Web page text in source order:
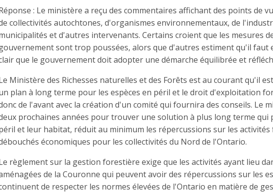
: Le ministère a reçu des commentaires affichant des points de
collectivités autochtones, d'organismes environnementaux, de
et d'autres intervenants. Certains croient que les mesures
sont trop poussées, alors que d'autres estiment qu'il faut
que le gouvernement doit adopter une démarche équilibrée et
Ministère des Richesses naturelles et des Forêts est au courant qu'il
plan à long terme pour les espèces en péril et le droit d'exploitation
de l'avant avec la création d'un comité qui fournira des conseils. Le
prochaines années pour trouver une solution à plus long terme qui
et leur habitat, réduit au minimum les répercussions sur les
économiques pour les collectivités du Nord de l'Ontario.
règlement sur la gestion forestière exige que les activités ayant lieu
de la Couronne qui peuvent avoir des répercussions sur les
de respecter les normes élevées de l'Ontario en matière de